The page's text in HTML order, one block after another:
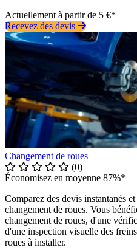
Actuellement à partir de 5 €*
Recevez des devis
Changement de roues
(0)
Économisez en moyenne 87%*
Comparez des devis instantanés
changement de roues. Vous
changement de roues, d'une
d'une inspection visuelle des
roues à installer.